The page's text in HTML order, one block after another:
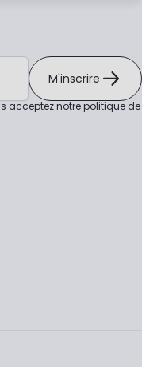
M'inscrire
acceptez notrepolitique de